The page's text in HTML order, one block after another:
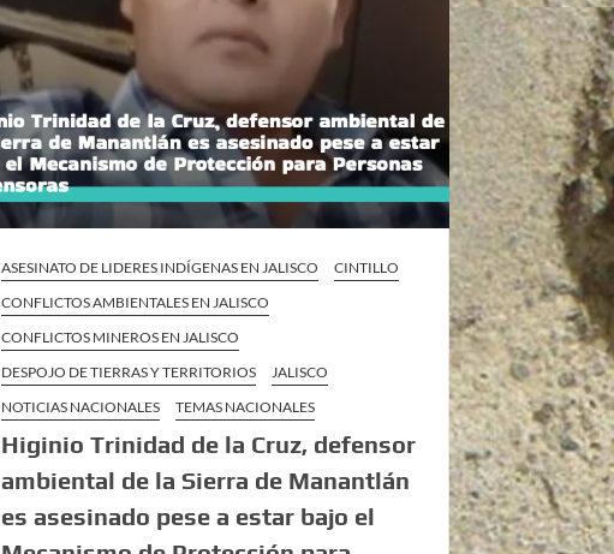
ASESINATO DE LIDERES INDÍGENAS EN JALISCO
CINTILLO
CONFLICTOS AMBIENTALES EN JALISCO
CONFLICTOS MINEROS EN JALISCO
DESPOJO DE TIERRAS Y TERRITORIOS
JALISCO
NOTICIAS NACIONALES
TEMAS NACIONALES
Higinio Trinidad de la Cruz, defensor
ambiental de la Sierra de Manantlán
es asesinado pese a estar bajo el